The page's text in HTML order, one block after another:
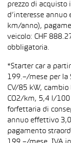
prezzo di acquisto
d’interesse
km/anno),
veicolo: CHF
obbligatoria.
*Starter car a
199.–/mese per la
CV/85 kW, cambio
CO2/km, 5,4 l/100
forfettaria di
annuo effettivo
pagamento